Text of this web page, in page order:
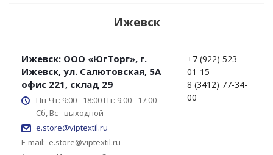
Ижевск
Ижевск: ООО «ЮгТорг», г.
Ижевск, ул. Салютовская, 5А
офис 221, склад 29
Пн-Чт: 9:00 - 18:00 Пт: 9:00 - 17:00
Сб, Вс - выходной
e.store@viptextil.ru
E-mail: e.store@viptextil.ru
+7 (922) 523-
01-15
8 (3412) 77-34-
00